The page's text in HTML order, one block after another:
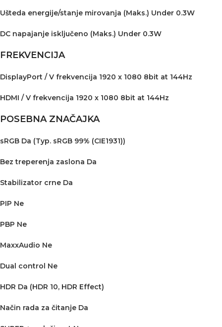
Ušteda energije/stanje mirovanja (Maks.) Under 0.3W
DC napajanje isključeno (Maks.) Under 0.3W
FREKVENCIJA
DisplayPort / V frekvencija 1920 x 1080 8bit at 144Hz
HDMI / V frekvencija 1920 x 1080 8bit at 144Hz
POSEBNA ZNAČAJKA
sRGB Da (Typ. sRGB 99% (CIE1931))
Bez treperenja zaslona Da
Stabilizator crne Da
PIP Ne
PBP Ne
MaxxAudio Ne
Dual control Ne
HDR Da (HDR 10, HDR Effect)
Način rada za čitanje Da